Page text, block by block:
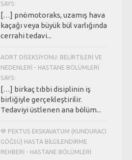
SAYS:
[…] pnömotoraks, uzamış hava
kaçağı veya büyük bül varlığında
cerrahi tedavi...
AORT DISEKSIYONU: BELIRTILERI VE
NEDENLERI - HASTANE BÖLÜMLERI
SAYS:
[…] birkaç tıbbi disiplinin iş
birliğiyle gerçekleştirilir.
Tedaviyi üstlenen ana bölüm...
💙 PEKTUS EKSKAVATUM (KUNDURACI
GÖĞSÜ) HASTA BILGILENDIRME
REHBERI - HASTANE BÖLÜMLERI